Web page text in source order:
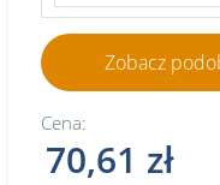
Zobacz
Cena:
70,61 zł